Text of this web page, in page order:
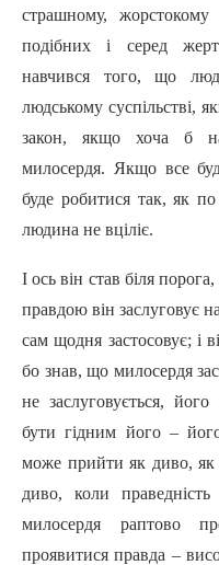
страшному,
подібних і серед
навчився того, що
людському суспільстві,
закон, якщо хоча б
милосердя. Якщо все
буде робитися так, як
людина не вціліє.
І ось він став біля
правдою він заслуговує
сам щодня застосовує; і
бо знав, що милосердя
не заслуговується,
бути гідним його –
може прийти як диво, як
диво, коли
милосердя раптово
проявитися правда –